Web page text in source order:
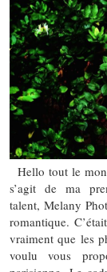
Hello tout le
s’agit de ma
talent, Melany
romantique.
vraiment que les
voulu vous